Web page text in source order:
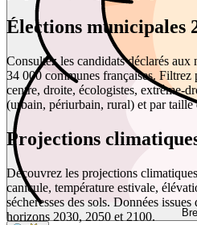
Élections municipales
Consultez les candidats déclarés aux
34 000 communes françaises.
centre, droite, écologistes, extrême-
(urbain, périurbain, rural) et par taille
Projections
Découvrez les projections
canicule, température estivale,
sécheresses des sols. Données
horizons 2030, 2050 et 2100.